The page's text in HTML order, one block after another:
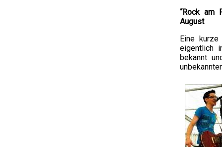
“Rock am
August
Eine
eigentlich
bekannt